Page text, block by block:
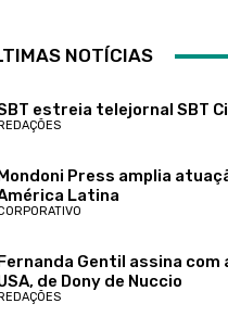
NOTÍCIAS
estreia telejornal SBT
Press amplia
Latina
Gentil assina com
de Dony de Nuccio